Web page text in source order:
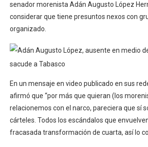
senador morenista Adán Augusto López
considerar que tiene presuntos nexos con
organizado.
En un mensaje en video publicado en sus
afirmó que “por más que quieran (los
relacionemos con el narco, pareciera que sí
cárteles. Todos los escándalos que
fracasada transformación de cuarta, así lo